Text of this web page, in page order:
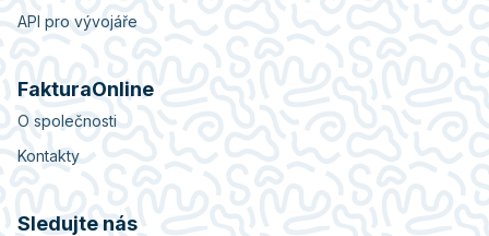
API pro vývojáře
FakturaOnline
O společnosti
Kontakty
Sledujte nás